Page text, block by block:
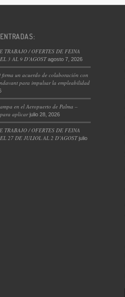
TRABAJO / OFERTES DE FEINA
3 AL 9 D’AGOST agosto 7, 2026
firma un acuerdo de colaboración con
para impulsar la empleabilidad
en el Aeropuerto de Palma –
aplicar julio 28, 2026
TRABAJO / OFERTES DE FEINA
27 DE JULIOL AL 2 D’AGOST julio